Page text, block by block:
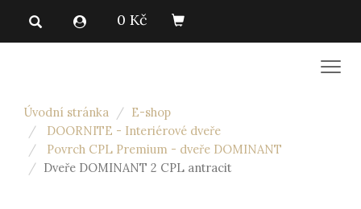
0 Kč
Úvodní stránka
E-shop
DOORNITE - Interiérové dveře
Povrch CPL Premium - dveře DOMINANT
Dveře DOMINANT 2 CPL antracit